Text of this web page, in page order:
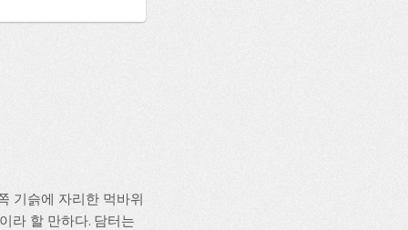
기슭에 자리한 먹바위
라 할 만하다. 담터는